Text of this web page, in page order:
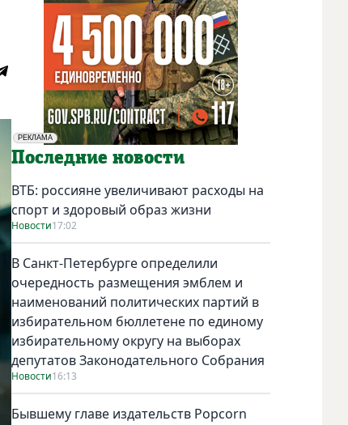
РЕКЛАМА
Социальная реклама
Последние новости
ВТБ: россияне увеличивают расходы на
спорт и здоровый образ жизни
Новости17:02
В Санкт-Петербурге определили
очередность размещения эмблем и
наименований политических партий в
избирательном бюллетене по единому
избирательному округу на выборах
депутатов Законодательного Собрания
Новости16:13
Бывшему главе издательств Popcorn